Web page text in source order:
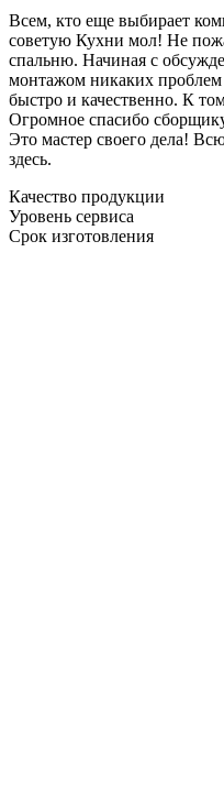
Всем, кто еще выбирает
советую Кухни мол! Не
спальню. Начиная с
монтажом никаких
быстро и качественно. К
Огромное спасибо
Это мастер своего дела!
здесь.
Качество продукции
Уровень сервиса
Срок изготовления